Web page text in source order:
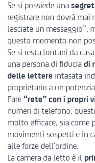
Se si possiede una
registrare non dovrà mai
lasciate un messaggio”:
questo momento non
Se si resta lontani da
una persona di fiducia di
delle lettere intasata
proprietario a un
Fare “rete” con i propri
numeri di telefono:
molto efficace, sia come
movimenti sospetti e in
alle forze dell’ordine.
La camera da letto è il